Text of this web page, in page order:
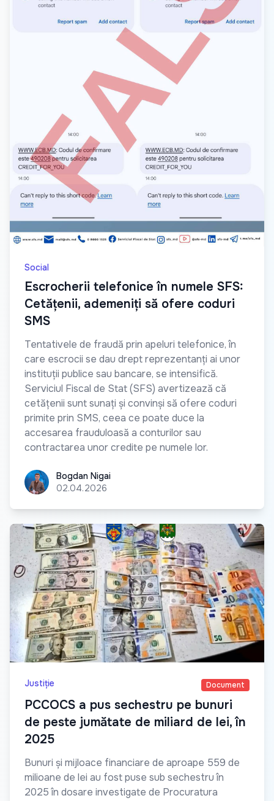
Social
Escrocherii telefonice în numele SFS:
Cetățenii, ademeniți să ofere coduri
SMS
Tentativele de fraudă prin apeluri telefonice, în
care escrocii se dau drept reprezentanți ai unor
instituții publice sau bancare, se intensifică.
Serviciul Fiscal de Stat (SFS) avertizează că
cetățenii sunt sunați și convinși să ofere coduri
primite prin SMS, ceea ce poate duce la
accesarea frauduloasă a conturilor sau
contractarea unor credite pe numele lor.
Bogdan NigaiBogdan Nigai
02.04.2026
Justiție Document
PCCOCS a pus sechestru pe bunuri
de peste jumătate de miliard de lei, în
2025
Bunuri și mijloace financiare de aproape 559 de
milioane de lei au fost puse sub sechestru în
2025 în dosare investigate de Procuratura